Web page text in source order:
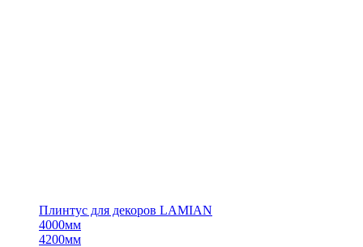
Плинтус для декоров LAMIAN
4000мм
4200мм